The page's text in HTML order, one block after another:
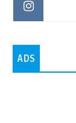
ADS